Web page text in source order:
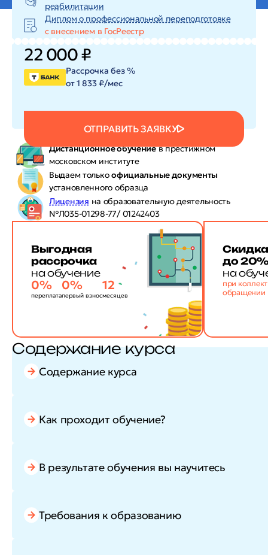
реабилитации
Диплом о профессиональной переподготовке
с внесением в ГосРеестр
22 000 ₽
ОТПРАВИТЬ ЗАЯВКУ
Рассрочка без %
от 1 833 ₽/мес
Дистанционное обучениев престижном
московском институте
Выдаем толькоофициальные документы
установленного образца
Лицензия на образовательную деятельность
№Л035-01298-77/ 01242403
Выгодная
рассрочка
на обучение
0%
переплата
0%
первый взнос
12
месяцев
до
на
при
обращении
Содержание курса
Содержание курса
Как проходит обучение?
В результате обучения вы научитесь
Требования к образованию